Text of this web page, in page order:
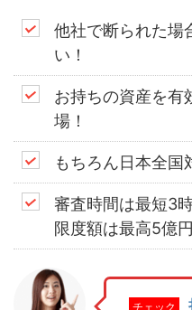
他社で断られた場
い！
お持ちの資産を有
場！
もちろん日本全国
審査時間は最短3
限度額は最高5億円
チェック